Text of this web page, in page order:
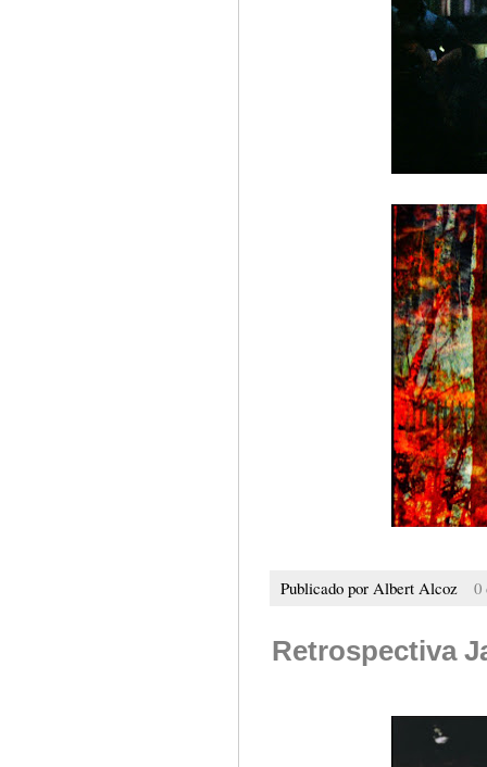
Publicado por Albert Alcoz 0
Retrospectiva